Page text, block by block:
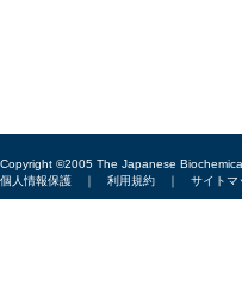
Copyright ©2005 The Japanese
個人情報保護 ｜ 利用規約 ｜ サイトマ